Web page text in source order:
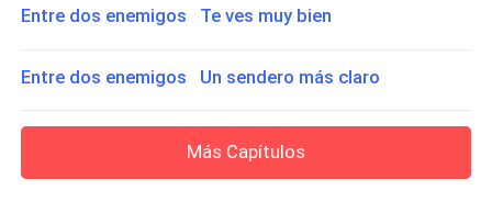
Entre dos enemigos Te ves muy bien
Entre dos enemigos Un sendero más claro
Más Capítulos